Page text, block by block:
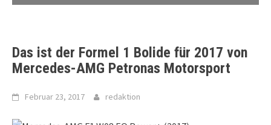
Das ist der Formel 1 Bolide für 2017 von
Mercedes-AMG Petronas Motorsport
Februar 23, 2017 redaktion